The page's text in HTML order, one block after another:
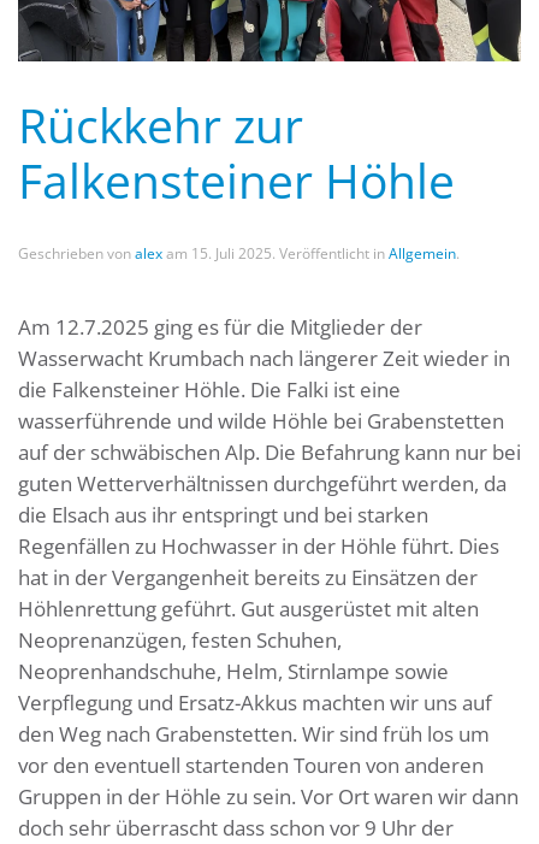
Rückkehr zur
Falkensteiner Höhle
Geschrieben vonalexam 15. Juli 2025. Veröffentlicht inAllgemein.
Am 12.7.2025 ging es für die Mitglieder der
Wasserwacht Krumbach nach längerer Zeit wieder in
die Falkensteiner Höhle. Die Falki ist eine
wasserführende und wilde Höhle bei Grabenstetten
auf der schwäbischen Alp. Die Befahrung kann nur bei
guten Wetterverhältnissen durchgeführt werden, da
die Elsach aus ihr entspringt und bei starken
Regenfällen zu Hochwasser in der Höhle führt. Dies
hat in der Vergangenheit bereits zu Einsätzen der
Höhlenrettung geführt. Gut ausgerüstet mit alten
Neoprenanzügen, festen Schuhen,
Neoprenhandschuhe, Helm, Stirnlampe sowie
Verpflegung und Ersatz-Akkus machten wir uns auf
den Weg nach Grabenstetten. Wir sind früh los um
vor den eventuell startenden Touren von anderen
Gruppen in der Höhle zu sein. Vor Ort waren wir dann
doch sehr überrascht dass schon vor 9 Uhr der